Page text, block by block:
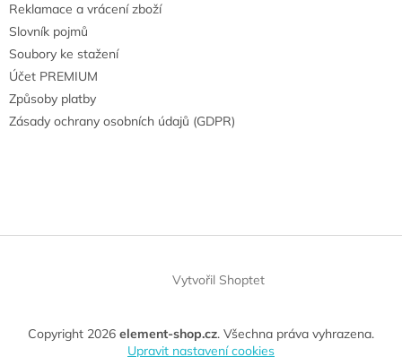
Reklamace a vrácení zboží
Slovník pojmů
Soubory ke stažení
Účet PREMIUM
Způsoby platby
Zásady ochrany osobních údajů (GDPR)
Vytvořil Shoptet
Copyright 2026 element-shop.cz. Všechna práva vyhrazena.
Upravit nastavení cookies